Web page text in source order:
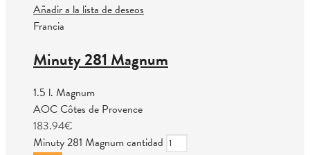
Añadir a la lista de deseos
Francia
Minuty 281 Magnum
1.5 l. Magnum
AOC Côtes de Provence
183.94€
Minuty 281 Magnum cantidad